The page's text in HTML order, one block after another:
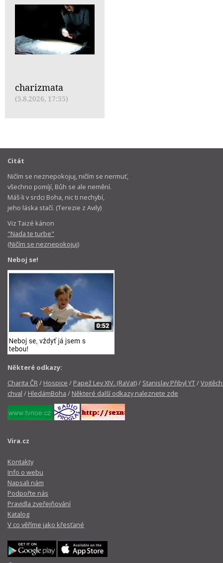
charizmata
(5.8.2026, 17:55)
Citát
Ničím se neznepokojuj, ničím se nermuť,
všechno pomíjí, Bůh se ale nemění.
Máš-li v srdci Boha, nic ti nechybí,
jeho láska stačí. (Terezie z Avily)
Viz Taizé kánon
"Nada te turbe"
(Ničím se neznepokojuj)
Neboj se!
Některé odkazy:
Charita ČR/ Hospice / Papež Lev XIV. (RaVat)/ Stanislav Přibyl YT/
chval / HledámBoha / Některé další odkazy naleznete zde
Vira.cz
Kontakty
Info o webu
Napsali nám
Podpořte nás
Pravidla zveřejňování
Katalog
V co věříme jako křesťané